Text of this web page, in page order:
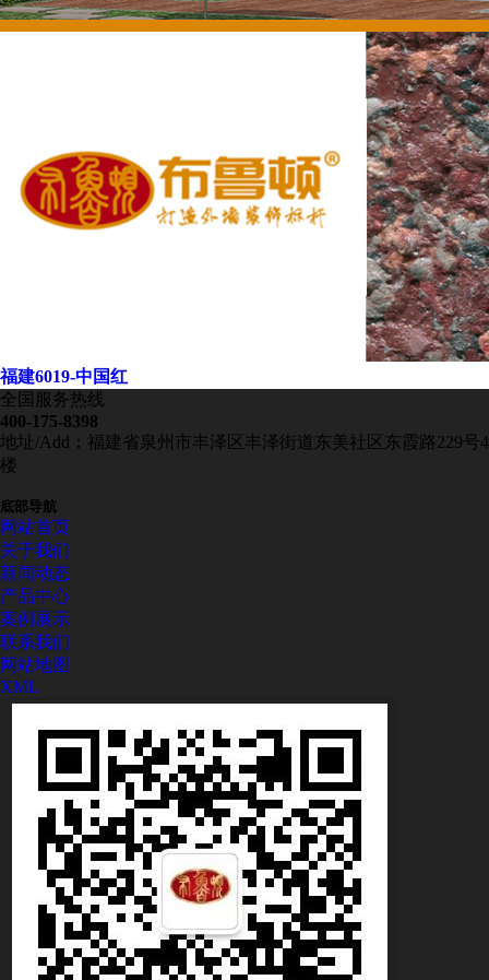
福建6019-中国红
全国服务热线
400-175-8398
地址/Add：福建省泉州市丰泽区丰泽街道东美社区东霞路229号4
楼
底部导航
网站首页
关于我们
新闻动态
产品中心
案例展示
联系我们
网站地图
XML